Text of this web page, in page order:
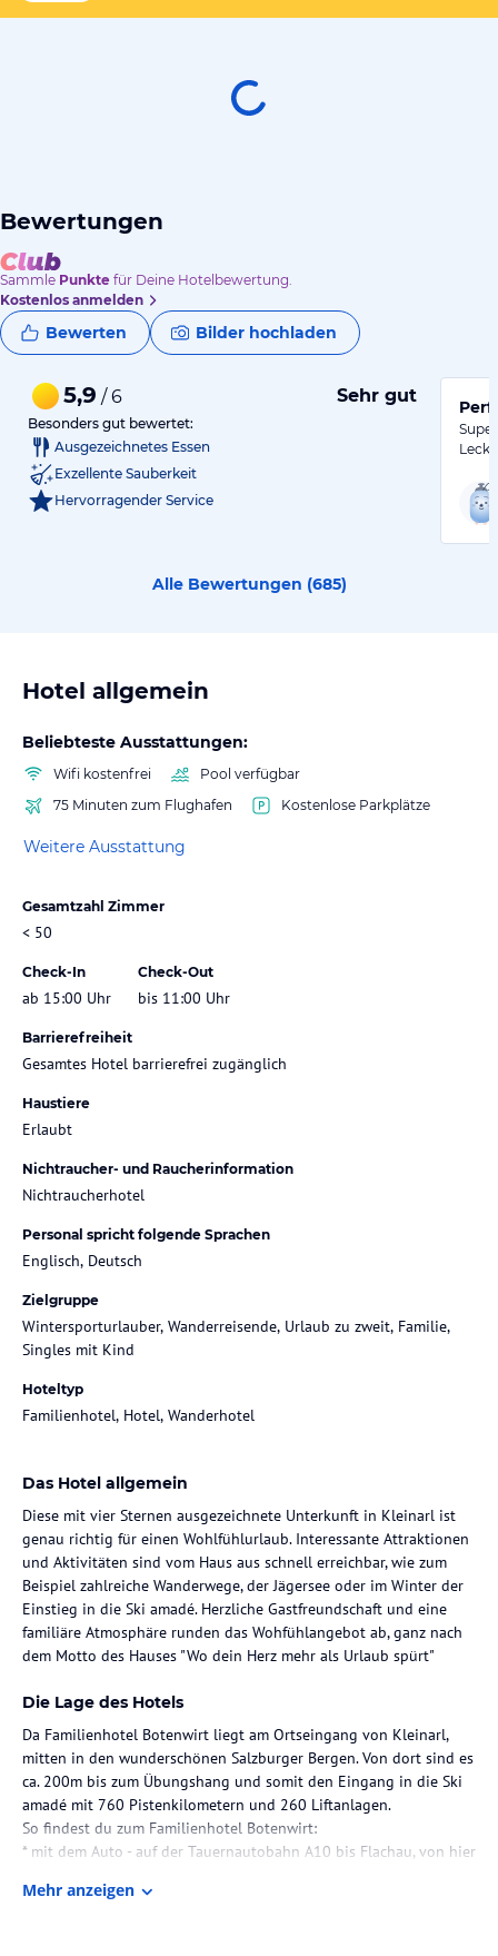
Bewertungen
Sammle Punkte für Deine Hotelbewertung.
Kostenlos anmelden
Bewerten Bilder hochladen
5,9 / 6 Sehr gut
Besonders gut bewertet:
Ausgezeichnetes Essen
Exzellente Sauberkeit
Hervorragender Service
Alle Bewertungen (685)
Hotel allgemein
Beliebteste Ausstattungen:
Wifi kostenfrei
Pool verfügbar
75 Minuten zum Flughafen
Kostenlose Parkplätze
Weitere Ausstattung
Gesamtzahl Zimmer
< 50
Check-In
ab 15:00 Uhr
Check-Out
bis 11:00 Uhr
Barrierefreiheit
Gesamtes Hotel barrierefrei zugänglich
Haustiere
Erlaubt
Nichtraucher- und Raucherinformation
Nichtraucherhotel
Personal spricht folgende Sprachen
Englisch, Deutsch
Zielgruppe
Wintersporturlauber, Wanderreisende, Urlaub zu zweit, Familie,
Singles mit Kind
Hoteltyp
Familienhotel, Hotel, Wanderhotel
Das Hotel allgemein
Diese mit vier Sternen ausgezeichnete Unterkunft in Kleinarl ist
genau richtig für einen Wohlfühlurlaub. Interessante Attraktionen
und Aktivitäten sind vom Haus aus schnell erreichbar, wie zum
Beispiel zahlreiche Wanderwege, der Jägersee oder im Winter der
Einstieg in die Ski amadé. Herzliche Gastfreundschaft und eine
familiäre Atmosphäre runden das Wohfühlangebot ab, ganz nach
dem Motto des Hauses "Wo dein Herz mehr als Urlaub spürt"
Die Lage des Hotels
Da Familienhotel Botenwirt liegt am Ortseingang von Kleinarl,
mitten in den wunderschönen Salzburger Bergen. Von dort sind es
ca. 200m bis zum Übungshang und somit den Eingang in die Ski
amadé mit 760 Pistenkilometern und 260 Liftanlagen.
So findest du zum Familienhotel Botenwirt:
* mit dem Auto - auf der Tauernautobahn A10 bis Flachau, von hier
* mit der Bahn - bis Radstadt oder St. Johann/Pongau, von hier mit
Mehr anzeigen